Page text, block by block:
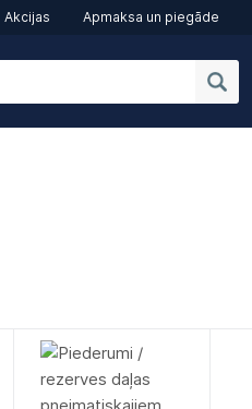
Akcijas Apmaksa un piegāde